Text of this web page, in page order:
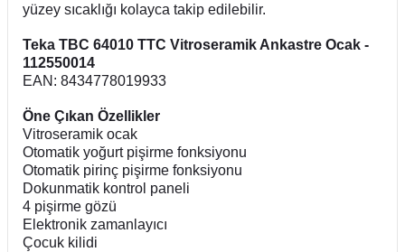
yüzey sıcaklığı kolayca takip edilebilir.
Teka TBC 64010 TTC Vitroseramik Ankastre Ocak -
112550014
EAN: 8434778019933
Öne Çıkan Özellikler
Vitroseramik ocak
Otomatik yoğurt pişirme fonksiyonu
Otomatik pirinç pişirme fonksiyonu
Dokunmatik kontrol paneli
4 pişirme gözü
Elektronik zamanlayıcı
Çocuk kilidi